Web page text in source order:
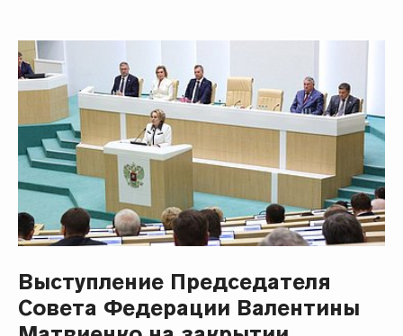
Выступление Председателя
Совета Федерации Валентины